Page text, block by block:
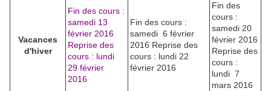
Vacances
d'hiver
Fin des cours :
samedi 13
février 2016
Reprise des
cours : lundi
29 février
2016
Fin des cours :
samedi 6 février
2016 Reprise des
cours : lundi 22
février 2016
Fin des
cours :
samedi 20
février 2016
Reprise des
cours :
lundi 7
mars 2016